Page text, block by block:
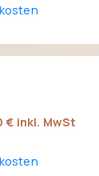
€ inkl. MwSt